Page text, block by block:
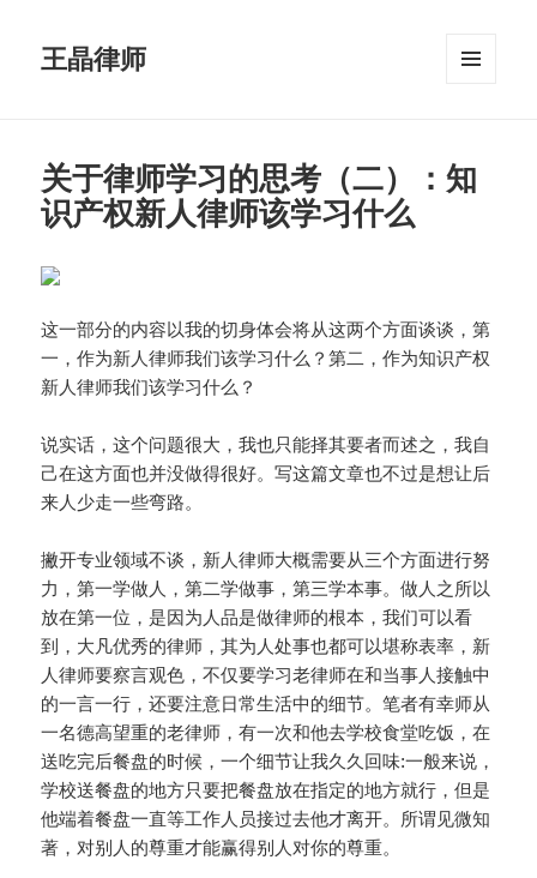
王晶律师
关于律师学习的思考（二）：知
识产权新人律师该学习什么
这一部分的内容以我的切身体会将从这两个方面谈谈，第
一，作为新人律师我们该学习什么？第二，作为知识产权
新人律师我们该学习什么？
说实话，这个问题很大，我也只能择其要者而述之，我自
己在这方面也并没做得很好。写这篇文章也不过是想让后
来人少走一些弯路。
撇开专业领域不谈，新人律师大概需要从三个方面进行努
力，第一学做人，第二学做事，第三学本事。做人之所以
放在第一位，是因为人品是做律师的根本，我们可以看
到，大凡优秀的律师，其为人处事也都可以堪称表率，新
人律师要察言观色，不仅要学习老律师在和当事人接触中
的一言一行，还要注意日常生活中的细节。笔者有幸师从
一名德高望重的老律师，有一次和他去学校食堂吃饭，在
送吃完后餐盘的时候，一个细节让我久久回味:一般来说，
学校送餐盘的地方只要把餐盘放在指定的地方就行，但是
他端着餐盘一直等工作人员接过去他才离开。所谓见微知
著，对别人的尊重才能赢得别人对你的尊重。